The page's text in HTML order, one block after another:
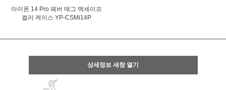
아이폰 14 Pro 페버 매그 맥세이프
컬러 케이스 YP-CSMi14P
상세정보 새창 열기